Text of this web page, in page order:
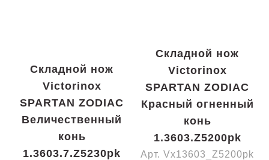
Складной нож
Victorinox
SPARTAN ZODIAC
Величественный
конь
1.3603.7.Z5230pk
Складной нож
Victorinox
SPARTAN ZODIAC
Красный огненный
конь
1.3603.Z5200pk
Арт. Vx13603_Z5200pk